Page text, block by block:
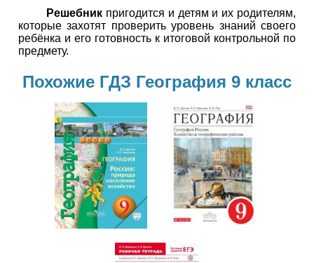
Решебник пригодится и детям и их родителям,
которые захотят проверить уровень знаний своего
ребёнка и его готовность к итоговой контрольной по
предмету.
Похожие ГДЗ География 9 класс
География
9 класс
География
9 класс